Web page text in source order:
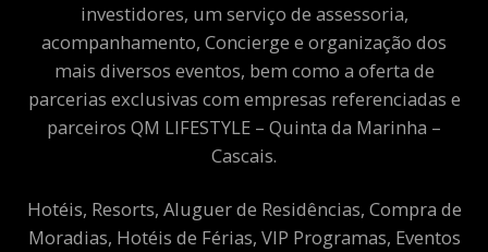
investidores, um serviço de assessoria,
acompanhamento, Concierge e organização dos
mais diversos eventos, bem como a oferta de
parcerias exclusivas com empresas referenciadas e
parceiros QM LIFESTYLE – Quinta da Marinha –
Cascais.
Hotéis, Resorts, Aluguer de Residências, Compra de
Moradias, Hotéis de Férias, VIP Programas, Eventos